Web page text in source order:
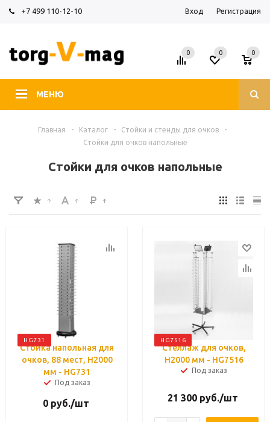
+7 499 110-12-10 Вход Регистрация
МЕНЮ
0 0
0
Главная - Каталог - Стойки и стенды для очков
-
Стойки для очков напольные
Стойки для очков напольные
HG731
Стойка напольная для
очков, 88 мест, H2000
мм - HG731
Под заказ
0руб./шт
HG7516
Стеллаж для очков,
H2000 мм - HG7516
Под заказ
21 300руб./шт